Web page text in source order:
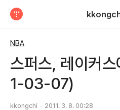
NBA
스퍼스, 레이커
1-03-07)
kkongchi 2011. 3. 8. 00:28